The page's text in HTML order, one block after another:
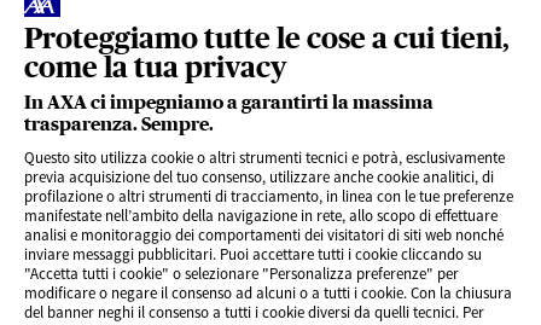
Proteggiamo tutte le cose a cui tieni,
come la tua privacy
In AXA ci impegniamo a garantirti la massima
trasparenza. Sempre.
Questo sito utilizza cookie o altri strumenti tecnici e potrà, esclusivamente
previa acquisizione del tuo consenso, utilizzare anche cookie analitici, di
profilazione o altri strumenti di tracciamento, in linea con le tue preferenze
manifestate nell’ambito della navigazione in rete, allo scopo di effettuare
analisi e monitoraggio dei comportamenti dei visitatori di siti web nonché
inviare messaggi pubblicitari. Puoi accettare tutti i cookie cliccando su
"Accetta tutti i cookie" o selezionare "Personalizza preferenze" per
modificare o negare il consenso ad alcuni o a tutti i cookie. Con la chiusura
del banner neghi il consenso a tutti i cookie diversi da quelli tecnici. Per
CONTENUTI INTERESSANTI
BLOG